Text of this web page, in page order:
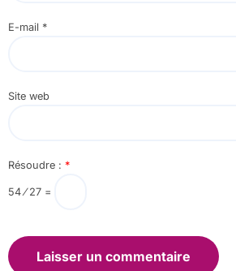
E-mail *
Site web
Résoudre : *
54 ⁄ 27 =